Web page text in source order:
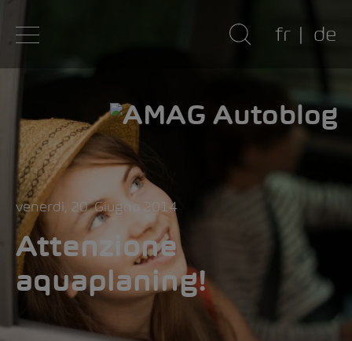
fr de
venerdì, 20. Giugno 2014
Attenzione
aquaplaning!